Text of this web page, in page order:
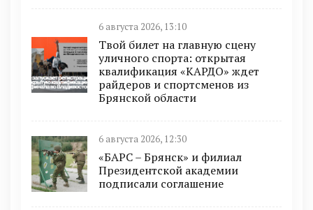
6 августа 2026, 13:10
Твой билет на главную сцену
уличного спорта: открытая
квалификация «КАРДО» ждет
райдеров и спортсменов из
Брянской области
6 августа 2026, 12:30
«БАРС – Брянск» и филиал
Президентской академии
подписали соглашение